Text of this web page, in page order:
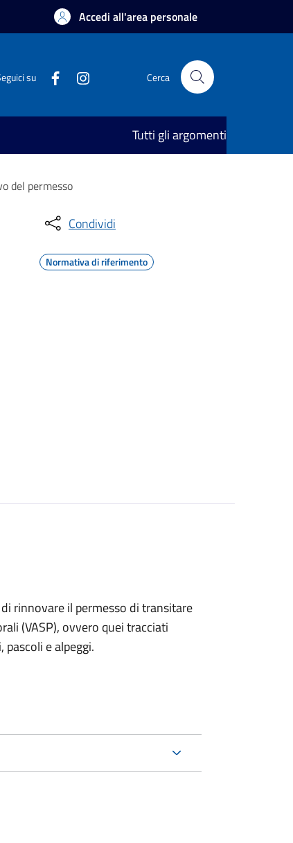
Accedi all'area personale
su Cerca
Tutti gli argomenti
del permesso
Condividi
Normativa di riferimento
rinnovare il permesso di transitare
(VASP), ovvero quei tracciati
e alpeggi.